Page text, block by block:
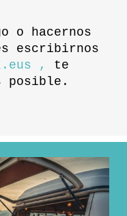
o hacernos
escribirnos
,
te
posible.